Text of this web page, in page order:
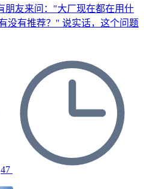
朋友来问："大厂现在都在用什
没有推荐？" 说实话，这个问题
47